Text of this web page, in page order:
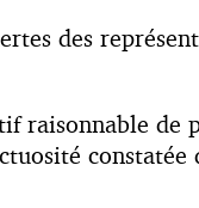
des
raisonnable de
constatée